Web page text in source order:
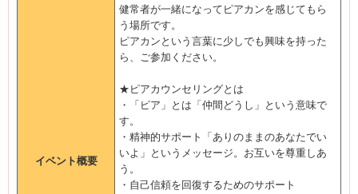
イベント概要
健常者が一緒になってピアカンを感じてもら
う場所です。
ピアカンという言葉に少しでも興味を持った
ら、ご参加ください。
★ピアカウンセリングとは
・「ピア」とは「仲間どうし」という意味で
す。
・精神的サポート「ありのままのあなたでい
いよ」というメッセージ。お互いを尊重しあ
う。
・自己信頼を回復するためのサポート